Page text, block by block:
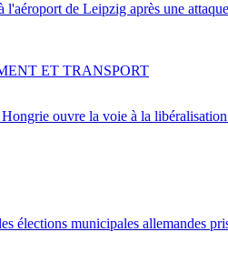
de Leipzig après une
ouvre la voie à la
ET TRANSPORT
élections municipales allemandes